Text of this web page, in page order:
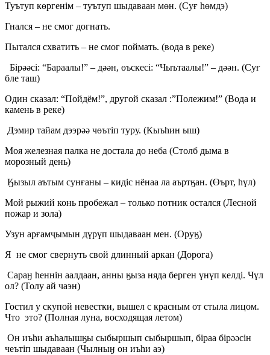
Туътуп көргенім – туътуп шыдаваан мөн. (Суғ һөмдэ)
Гнался – не смог догнать.
Пытался схватить – не смог поймать. (вода в реке)
Бірәәсі: “Бараалы!” – дәән, өъскесі: “Чыътаалы!” – дәән. (Суғ
бле таш)
Один сказал: “Пойдём!”, другой сказал :”Полежим!” (Вода и
камень в реке)
Дэмир тайам дээрәә чөътіп туру. (Кыъһин ыш)
Моя железная палка не достала до неба (Столб дыма в
морозный день)
Ӄызыл аътым сунғаны – кидіс нёнаа ла аъртӄан. (Өърт, һүл)
Мой рыжий конь пробежал – только потник остался (Лесной
пожар и зола)
Узун арғамҷымын дүрүп шыдаваан мен. (Оруӄ)
Я не смог свернуть свой длинный аркан (Дорога)
Сараӈ һеннін аалдаан, анны ӄыза няда берген үнүп келді. Чүл
ол? (Толу ай чаэн)
Гостил у скупой невестки, вышел с красным от стыла лицом.
Что это? (Полная луна, восходящая летом)
Он иъһи аъһалышӄы сыбыршып сыбыршып, біраа бірәәсін
чеътіп шыдаваан (Чылныӈ он иъһи аэ)